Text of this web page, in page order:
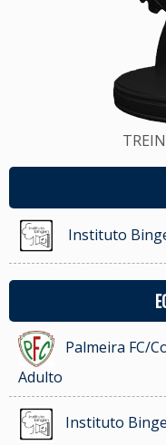
Instituto
Palmeira FC/
Adulto
Instituto